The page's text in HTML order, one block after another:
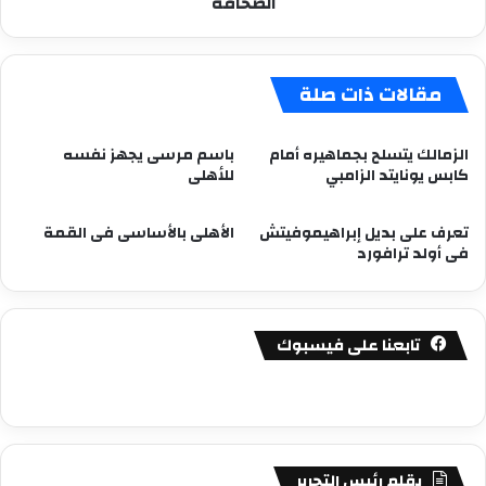
مقالات ذات صلة
الزمالك يتسلح بجماهيره أمام
كابس يونايتد الزامبي
باسم مرسى يجهز نفسه
للأهلى
تعرف على بديل إبراهيموفيتش
فى أولد ترافورد
الأهلى بالأساسى فى القمة
تابعنا على فيسبوك